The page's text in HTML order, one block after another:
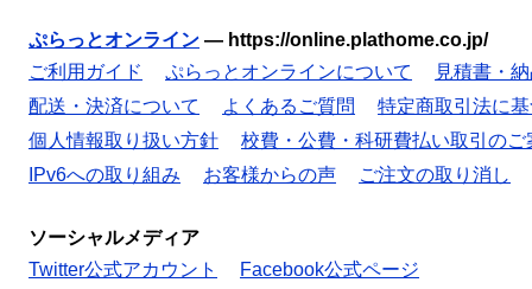
ぷらっとオンライン — https://online.plathome.co.jp/
ご利用ガイド
ぷらっとオンラインについて
見積書・
配送・決済について
よくあるご質問
特定商取引法に
個人情報取り扱い方針
校費・公費・科研費払い取引のご
IPv6への取り組み
お客様からの声 ご注文の取り消し
ソーシャルメディア
Twitter公式アカウント
Facebook公式ページ